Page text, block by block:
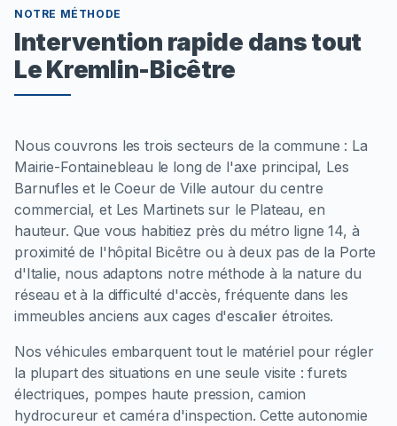
NOTRE MÉTHODE
Intervention rapide dans tout
Le Kremlin-Bicêtre
Nous couvrons les trois secteurs de la commune : La
Mairie-Fontainebleau le long de l'axe principal, Les
Barnufles et le Coeur de Ville autour du centre
commercial, et Les Martinets sur le Plateau, en
hauteur. Que vous habitiez près du métro ligne 14, à
proximité de l'hôpital Bicêtre ou à deux pas de la Porte
d'Italie, nous adaptons notre méthode à la nature du
réseau et à la difficulté d'accès, fréquente dans les
immeubles anciens aux cages d'escalier étroites.
Nos véhicules embarquent tout le matériel pour régler
la plupart des situations en une seule visite : furets
électriques, pompes haute pression, camion
hydrocureur et caméra d'inspection. Cette autonomie